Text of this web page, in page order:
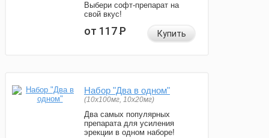
Выбери софт-препарат на
свой вкус!
от 117Р Купить
Набор "Два в одном"
(10x100мг, 10x20мг)
Два самых популярных
препарата для усиления
эрекции в одном наборе!